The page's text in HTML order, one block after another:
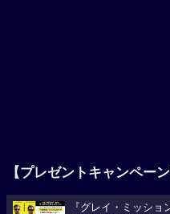
【プレゼントキャンペーン
『グレイ・ミッショ